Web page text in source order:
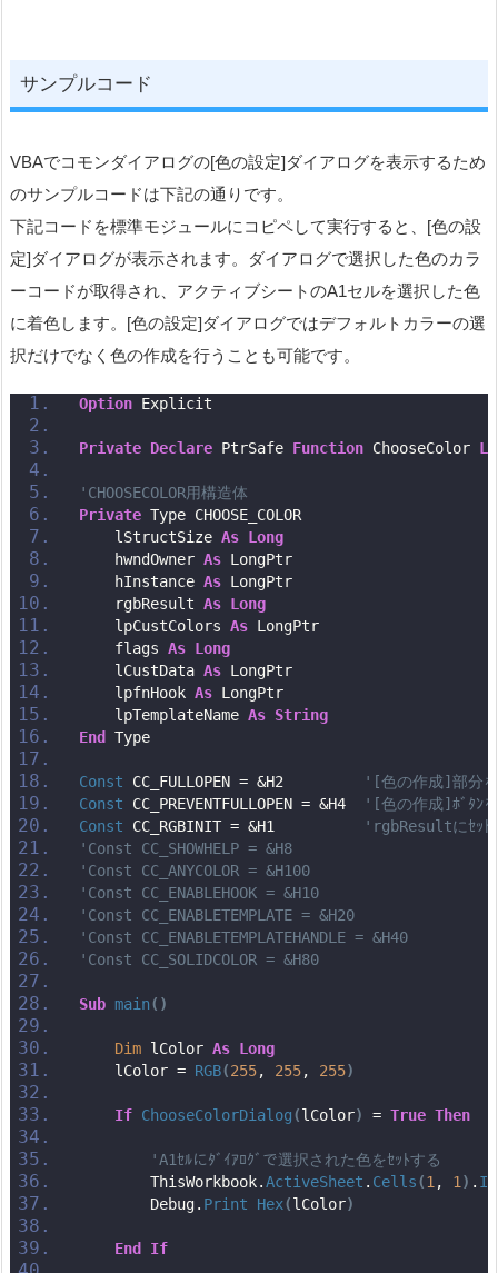
サンプルコード
VBAでコモンダイアログの[色の設定]ダイアログを表示するため
のサンプルコードは下記の通りです。
下記コードを標準モジュールにコピペして実行すると、[色の設
定]ダイアログが表示されます。ダイアログで選択した色のカラ
ーコードが取得され、アクティブシートのA1セルを選択した色
に着色します。[色の設定]ダイアログではデフォルトカラーの選
択だけでなく色の作成を行うことも可能です。
Option Explicit
Private Declare PtrSafe Function ChooseColor
'CHOOSECOLOR用構造体
Private Type CHOOSE_COLOR
    lStructSize
As Long
    hwndOwner
As LongPtr
    hInstance
As LongPtr
    rgbResult
As Long
    lpCustColors
As LongPtr
    flags
As Long
    lCustData
As LongPtr
    lpfnHook
As LongPtr
    lpTemplateName
As String
End Type
Const CC_FULLOPEN = &H2
'[色の作成]部分
Const CC_PREVENTFULLOPEN = &H4
'[色の作成]ﾎﾞﾀﾝ
Const CC_RGBINIT = &H1
'rgbResultにｾｯﾄ
'Const CC_SHOWHELP = &H8
'Const CC_ANYCOLOR = &H100
'Const CC_ENABLEHOOK = &H10
'Const CC_ENABLETEMPLATE = &H20
'Const CC_ENABLETEMPLATEHANDLE = &H40
'Const CC_SOLIDCOLOR = &H80
Sub main()
Dim lColor As Long
    lColor =
RGB(255, 255, 255)
If ChooseColorDialog(lColor) = True Then
'A1ｾﾙにﾀﾞｲｱﾛｸﾞで選択された色をｾｯﾄする
        ThisWorkbook.
ActiveSheet . Cells(1 , 1 ) .
        Debug.
Print Hex(lColor)
End If